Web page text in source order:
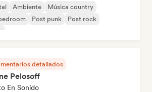
Ambiente
Música country
Post punk
Post rock
detallados
Pelosoff
En Sonido